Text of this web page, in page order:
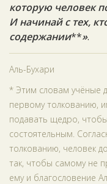
которую человек
И начинай с тех,
содержании**».
Аль-Бухари
* Этим словам учёные
первому толкованию,
подавать щедро,
состоятельным.
толкованию, человек
так, чтобы самому не
ему и благословение